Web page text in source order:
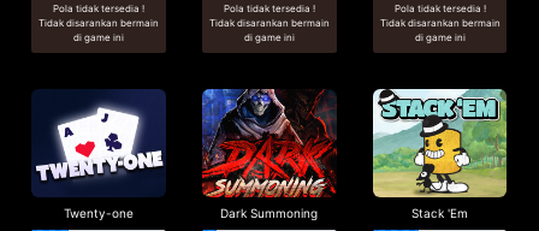
Pola tidak tersedia !
Tidak disarankan bermain
di game ini
Pola tidak tersedia !
Tidak disarankan bermain
di game ini
Pola tidak tersedia !
Tidak disarankan bermain
di game ini
Twenty-one Dark Summoning Stack 'Em